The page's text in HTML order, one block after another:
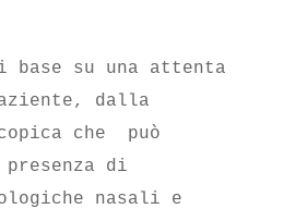
su una attenta
dalla
che può
di
nasali e